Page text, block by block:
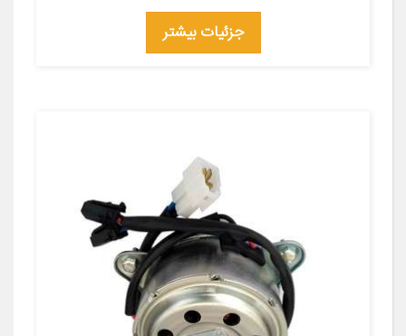
جزئیات بیشتر